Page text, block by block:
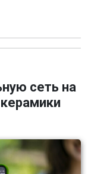
сеть на